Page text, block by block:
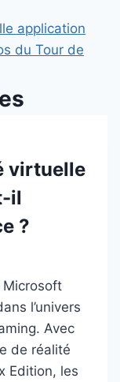
application
du Tour de
virtuelle
il
?
l’univers
Avec
de réalité
Edition, les